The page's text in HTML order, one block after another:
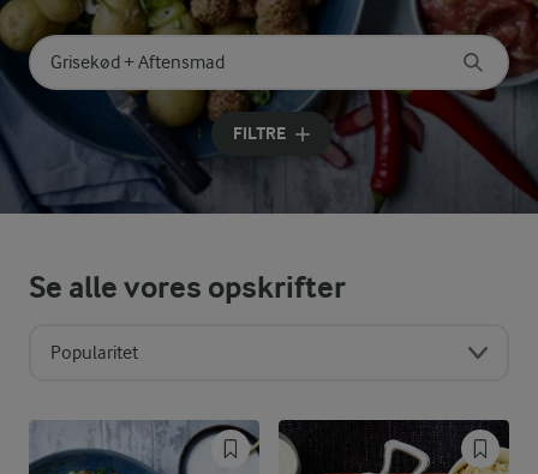
Søg på kategori
Indtast søgeord for at søge
FILTRE
Se alle vores opskrifter
Popularitet